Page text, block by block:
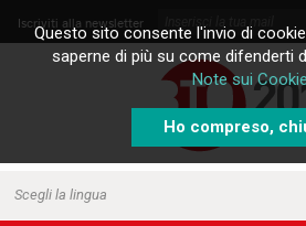
Skip to content
Iscriviti alla newsletter
Scegli la lingua
Questo sito consente l'invio di
saperne di più su come difenderti
Note sui
Ho compreso,